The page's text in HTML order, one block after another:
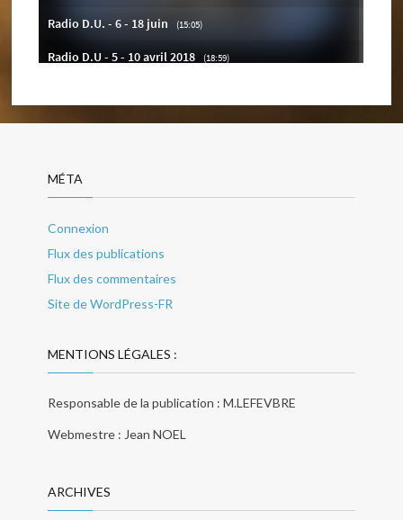
MÉTA
Connexion
Flux des publications
Flux des commentaires
Site de WordPress-FR
MENTIONS LÉGALES :
Responsable de la publication : M.LEFEVBRE
Webmestre : Jean NOEL
ARCHIVES